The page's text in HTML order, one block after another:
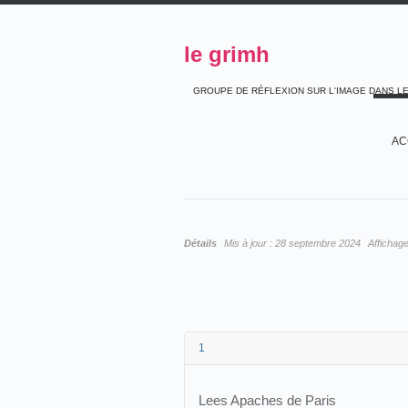
le grimh
GROUPE DE RÉFLEXION SUR L'IMAGE DANS
Détails Mis à jour : 28 septembre 2024
1
Lees Apaches de Paris